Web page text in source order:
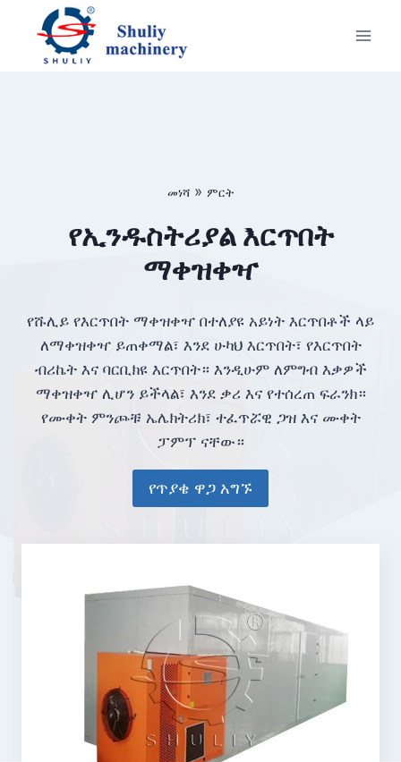
content
መነሻ » ምርት
የኢንዱስትሪያል እርጥበት
ማቀዝቀዣ
የሹሊይ የእርጥበት ማቀዝቀዣ በተለያዩ አይነት እርጥበቶች ላይ
ለማቀዝቀዣ ይጠቀማል፣ እንደ ሁካህ እርጥበት፣ የእርጥበት
ብሪኬት እና ባርቢክዩ እርጥበት። እንዲሁም ለምግብ እቃዎች
ማቀዝቀዣ ሊሆን ይችላል፣ እንደ ቃሪ እና የተሰረጠ ፍራንክ።
የሙቀት ምንጮቹ ኤሌክትሪክ፣ ተፈጥሯዊ ጋዝ እና ሙቀት
ፓምፕ ናቸው።
የጥያቄ ዋጋ አግኙ